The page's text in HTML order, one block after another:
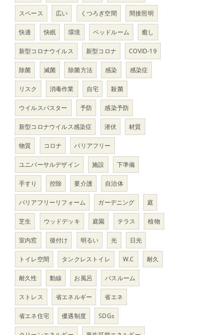
スペース 広い くつろぎ空間 間接照明
快適 快眠 環境 ベッドルーム 癒し
新型コロナウイルス 新型コロナ COVID-19
除菌 滅菌 除菌方法 感染 感染症
リスク 消毒作業 自宅 殺菌
ウイルスバスター 予防 感染予防
新型コロナウイルス感染症 潜伏 材質
物質 コロナ バリアフリー
ユニバーサルデザイン 施設 下準備
手すり 控除 要介護 自治体
バリアフリーリフォーム ガーデニング 庭
芝生 ウッドデッキ 庭園 テラス 植物
室内窓 後付け 明るい 光 日光
トイレ空間 タンクレストイレ W.C 耐久
耐久性 動線 お風呂 バスルーム
ストレス 省エネルギー 省エネ
省エネ住宅 優遇制度 SDGs